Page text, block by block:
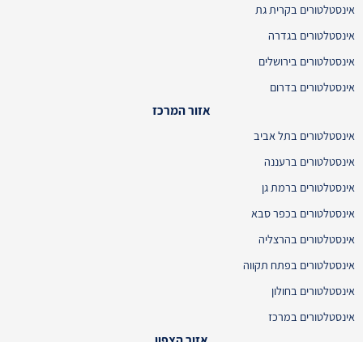
אינסטלטורים בקרית גת
אינסטלטורים בגדרה
אינסטלטורים בירושלים
אינסטלטורים בדרום
אזור המרכז
אינסטלטורים בתל אביב
אינסטלטורים ברעננה
אינסטלטורים ברמת גן
אינסטלטורים בכפר סבא
אינסטלטורים בהרצליה
אינסטלטורים בפתח תקווה
אינסטלטורים בחולון
אינסטלטורים במרכז